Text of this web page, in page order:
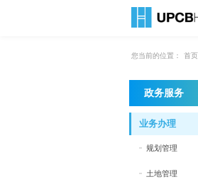
您当前的位置： 首页
政务服务
业务办理
规划管理
土地管理